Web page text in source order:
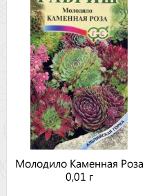
Молодило Каменная Роза
0,01 г